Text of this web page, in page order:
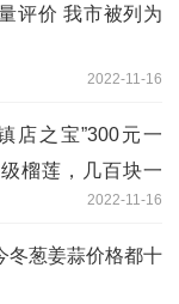
评价 我市被列为
2022-11-16
店之宝”300元一
榴莲，几百块一
2022-11-16
冬葱姜蒜价格都十